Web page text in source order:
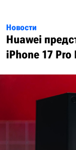
Новости
Huawei
iPhone 17 Pro